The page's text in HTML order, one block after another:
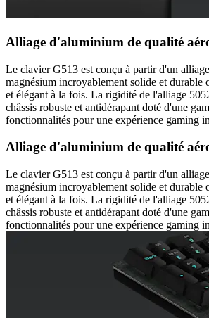
Alliage d'aluminium de qualité
Le clavier G513 est conçu à partir d'un
magnésium incroyablement solide et durable
et élégant à la fois. La rigidité de l'alliage
châssis robuste et antidérapant doté d'une
fonctionnalités pour une expérience gaming
Alliage d'aluminium de qualité
Le clavier G513 est conçu à partir d'un
magnésium incroyablement solide et durable
et élégant à la fois. La rigidité de l'alliage
châssis robuste et antidérapant doté d'une
fonctionnalités pour une expérience gaming